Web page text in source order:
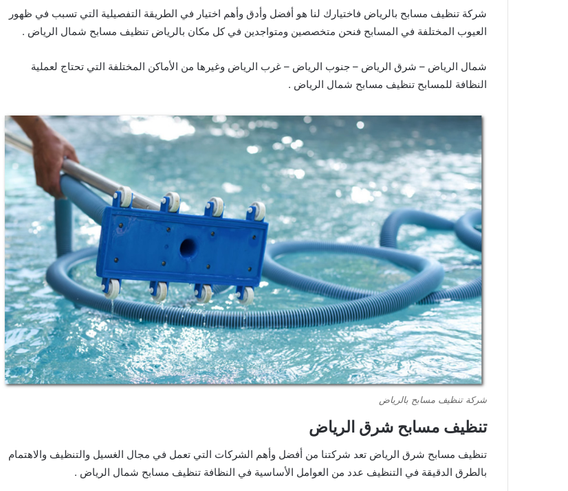
شركة تنظيف مسابح بالرياض فاختيارك لنا هو أفضل وأدق وأهم اختيار في الطريقة التفصيلية التي تسبب في ظهور
العيوب المختلفة في المسابح فنحن متخصصين ومتواجدين في كل مكان بالرياض تنظيف مسابح شمال الرياض .
شمال الرياض – شرق الرياض – جنوب الرياض – غرب الرياض وغيرها من الأماكن المختلفة التي تحتاج لعملية
النظافة للمسابح تنظيف مسابح شمال الرياض .
شركة تنظيف مسابح بالرياض
تنظيف مسابح شرق الرياض
تنظيف مسابح شرق الرياض تعد شركتنا من أفضل وأهم الشركات التي تعمل في مجال الغسيل والتنظيف والاهتمام
بالطرق الدقيقة في التنظيف عدد من العوامل الأساسية في النظافة تنظيف مسابح شمال الرياض .